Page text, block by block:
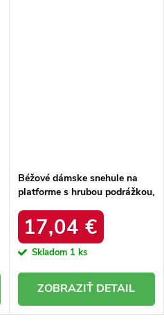
Béžové dámske snehule na
platforme s hrubou podrážkou,
925 KHAKI
17,04 €
Skladom 1 ks
DETAIL